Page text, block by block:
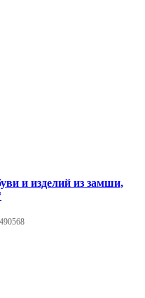
и изделий из замши,